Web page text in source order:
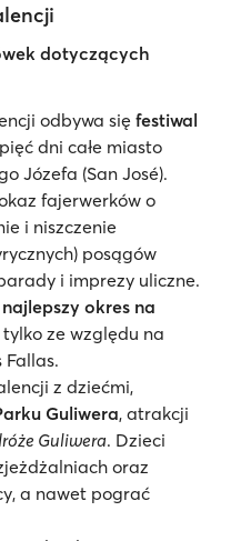
dotyczących
odbywa się festiwal
dni całe miasto
Józefa (San José).
fajerwerków o
i niszczenie
posągów
i imprezy uliczne.
najlepszy okres na
ze względu na
z dziećmi,
Guliwera, atrakcji
Guliwera. Dzieci
oraz
a nawet pograć